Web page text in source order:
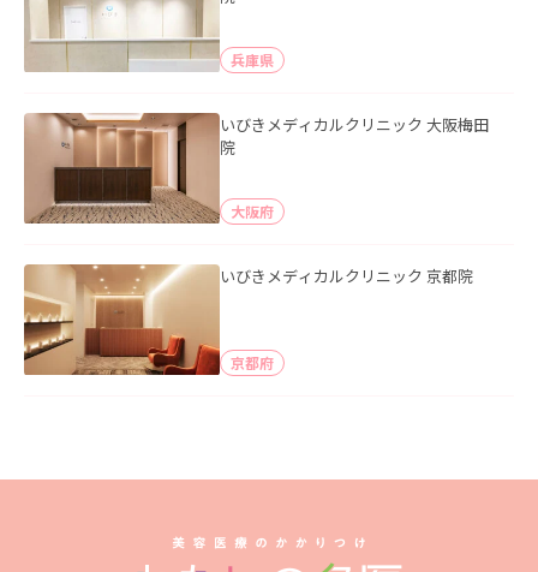
兵庫県
いびきメディカルクリニック 大阪梅田
院
大阪府
いびきメディカルクリニック 京都院
京都府